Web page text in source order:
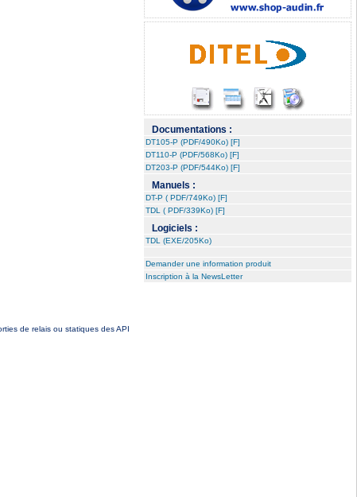
de relais ou statiques des API
Documentations :
DT105-P (PDF/490Ko) [F]
DT110-P (PDF/568Ko) [F]
DT203-P (PDF/544Ko) [F]
Manuels :
DT-P ( PDF/749Ko) [F]
TDL ( PDF/339Ko) [F]
Logiciels :
TDL (EXE/205Ko)
Demander une information produit
Inscription à la NewsLetter